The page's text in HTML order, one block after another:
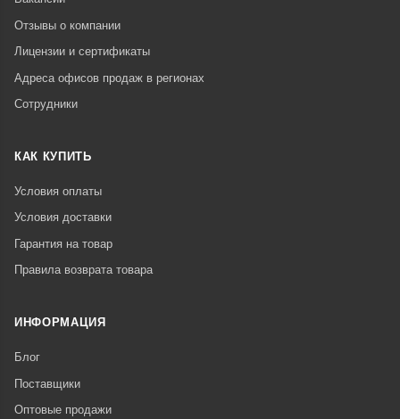
Отзывы о компании
Лицензии и сертификаты
Адреса офисов продаж в регионах
Сотрудники
КАК КУПИТЬ
Условия оплаты
Условия доставки
Гарантия на товар
Правила возврата товара
ИНФОРМАЦИЯ
Блог
Поставщики
Оптовые продажи